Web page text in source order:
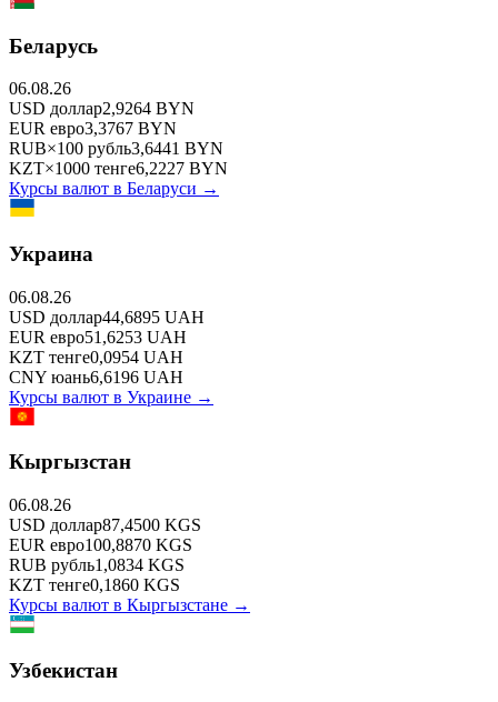
Беларусь
06.08.26
USD доллар2,9264 BYN
EUR евро3,3767 BYN
RUB×100 рубль3,6441 BYN
KZT×1000 тенге6,2227 BYN
Курсы валют в Беларуси →
Украина
06.08.26
USD доллар44,6895 UAH
EUR евро51,6253 UAH
KZT тенге0,0954 UAH
CNY юань6,6196 UAH
Курсы валют в Украине →
Кыргызстан
06.08.26
USD доллар87,4500 KGS
EUR евро100,8870 KGS
RUB рубль1,0834 KGS
KZT тенге0,1860 KGS
Курсы валют в Кыргызстане →
Узбекистан